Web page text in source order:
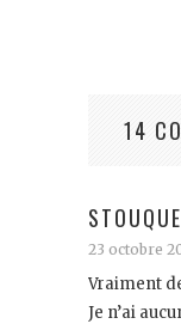
14
23 octobre
Vraiment
Je n’ai